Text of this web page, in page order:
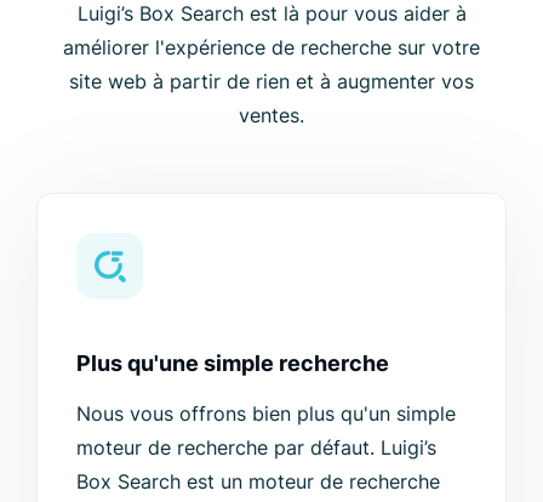
Luigi’s Box Search est là pour vous aider à
améliorer l'expérience de recherche sur votre
site web à partir de rien et à augmenter vos
ventes.
Plus qu'une simple recherche
Nous vous offrons bien plus qu'un simple
moteur de recherche par défaut. Luigi’s
Box Search est un moteur de recherche